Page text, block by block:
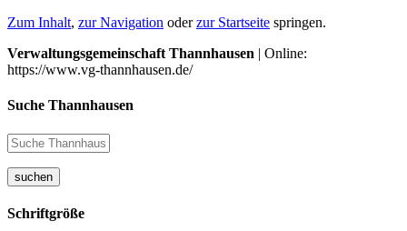
Zum Inhalt, zur Navigation oderzur Startseite springen.
Verwaltungsgemeinschaft Thannhausen | Online:
https://www.vg-thannhausen.de/
Suche Thannhausen
suchen
Schriftgröße